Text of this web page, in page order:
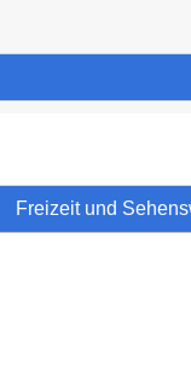
Freizeit und